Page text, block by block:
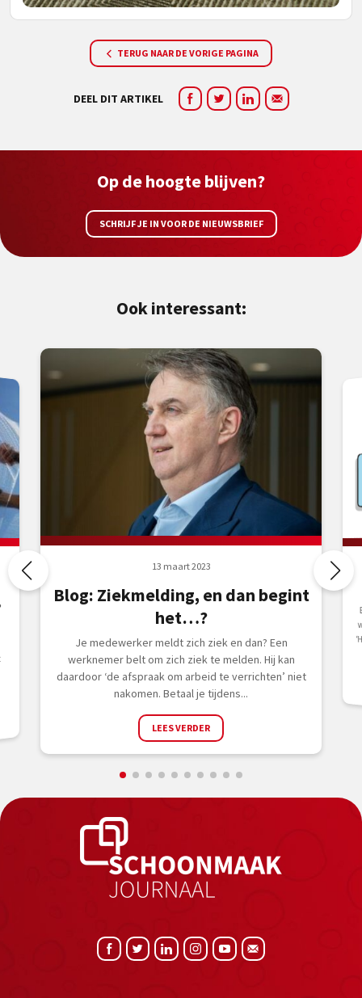
TERUG NAAR DE VORIGE PAGINA
DEEL DIT ARTIKEL
Op de hoogte blijven?
SCHRIJF JE IN VOOR DE NIEUWSBRIEF
Ook interessant:
13 maart 2023
Blog: Ziekmelding, en dan begint
het…?
Je medewerker meldt zich ziek en dan? Een
werknemer belt om zich ziek te melden. Hij kan
daardoor ‘de afspraak om arbeid te verrichten’ niet
nakomen. Betaal je tijdens...
LEES VERDER